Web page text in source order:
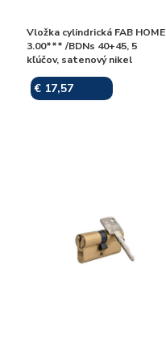
Vložka cylindrická FAB HOME
3.00*** /BDNs 40+45, 5
kľúčov, satenový nikel
€ 17,57